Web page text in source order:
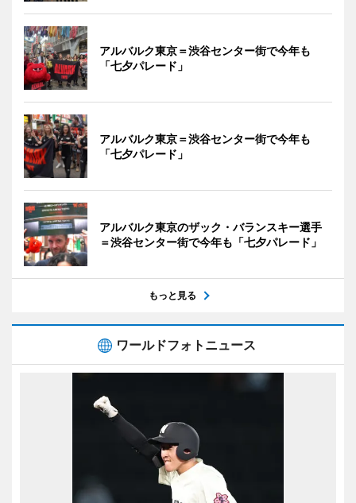
アルバルク東京＝渋谷センター街で今年も
「七夕パレード」
アルバルク東京＝渋谷センター街で今年も
「七夕パレード」
アルバルク東京のザック・バランスキー選手
＝渋谷センター街で今年も「七夕パレード」
もっと見る
ワールドフォトニュース